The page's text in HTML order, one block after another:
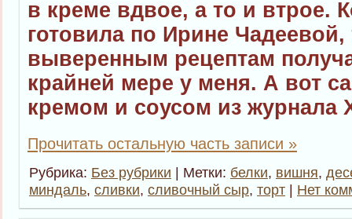
в креме вдвое, а то и втрое.
готовила по Ирине Чадеевой,
выверенным рецептам
крайней мере у меня. А вот
кремом и соусом из журнала
Прочитать остальную часть записи »
Рубрика: Без рубрики | Метки: белки, вишня,
миндаль, сливки, сливочный сыр, торт | Нет